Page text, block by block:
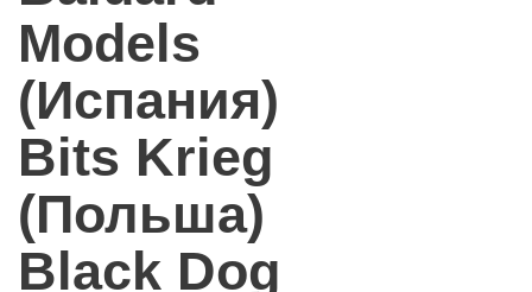
Models
(Испания)
Bits Krieg
(Польша)
Black Dog